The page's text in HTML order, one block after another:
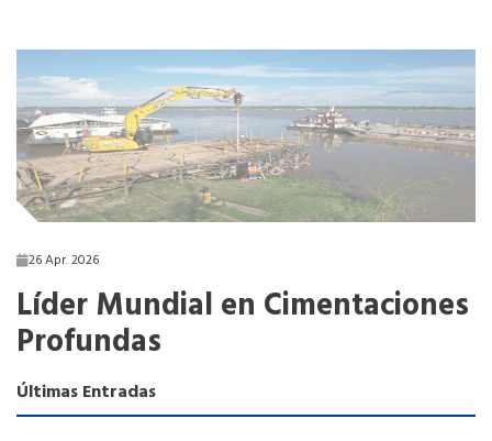
26 Apr. 2026
Líder Mundial en Cimentaciones
Profundas
Últimas Entradas